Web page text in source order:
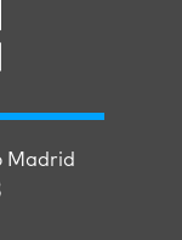
Madrid